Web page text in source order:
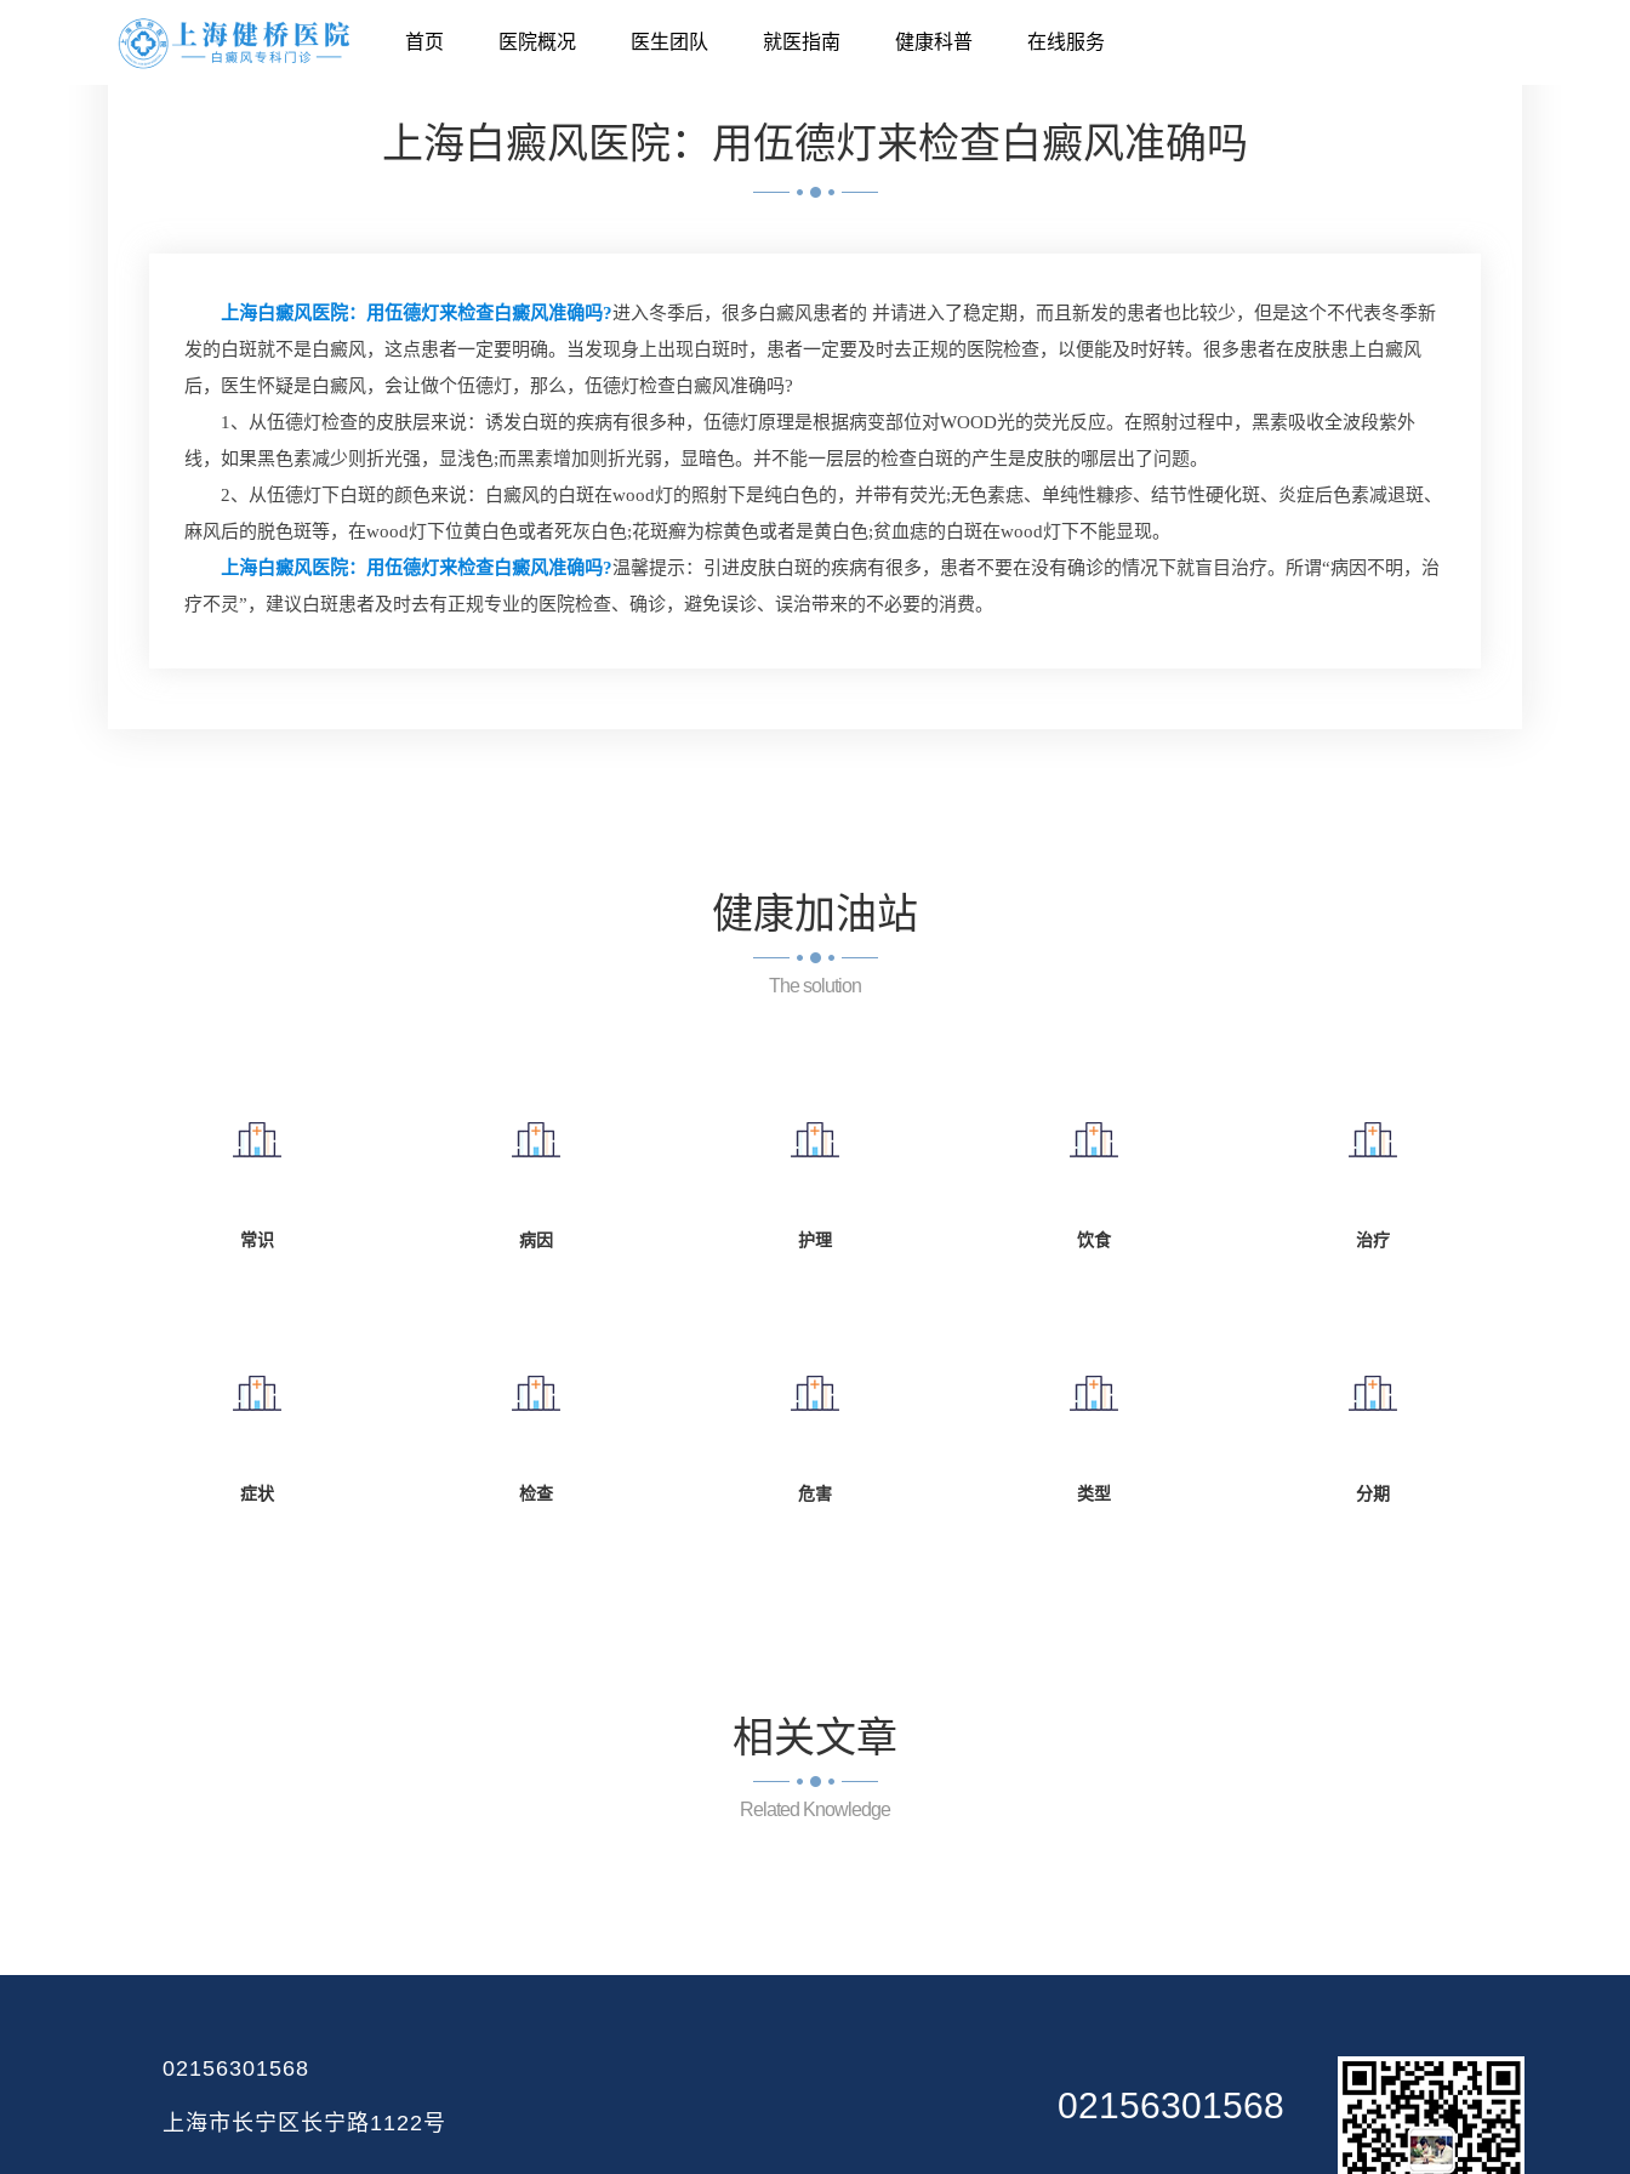
首页 医院概况 医生团队 就医指南 健康科普 在线服务
上海白癜风医院：用伍德灯来检查白癜风准确吗
上海白癜风医院：用伍德灯来检查白癜风准确吗?进入冬季后，很多白癜风患者的 并请进入了稳定期，而且新发的患者也比较少，但是这个不代表冬季新
发的白斑就不是白癜风，这点患者一定要明确。当发现身上出现白斑时，患者一定要及时去正规的医院检查，以便能及时好转。很多患者在皮肤患上白癜风
后，医生怀疑是白癜风，会让做个伍德灯，那么，伍德灯检查白癜风准确吗?
1、从伍德灯检查的皮肤层来说：诱发白斑的疾病有很多种，伍德灯原理是根据病变部位对WOOD光的荧光反应。在照射过程中，黑素吸收全波段紫外
线，如果黑色素减少则折光强，显浅色;而黑素增加则折光弱，显暗色。并不能一层层的检查白斑的产生是皮肤的哪层出了问题。
2、从伍德灯下白斑的颜色来说：白癜风的白斑在wood灯的照射下是纯白色的，并带有荧光;无色素痣、单纯性糠疹、结节性硬化斑、炎症后色素减退斑、
麻风后的脱色斑等，在wood灯下位黄白色或者死灰白色;花斑癣为棕黄色或者是黄白色;贫血痣的白斑在wood灯下不能显现。
上海白癜风医院：用伍德灯来检查白癜风准确吗?温馨提示：引进皮肤白斑的疾病有很多，患者不要在没有确诊的情况下就盲目治疗。所谓“病因不明，治
疗不灵”，建议白斑患者及时去有正规专业的医院检查、确诊，避免误诊、误治带来的不必要的消费。
健康加油站
The solution
常识 病因 护理 饮食 治疗
症状 检查 危害 类型 分期
相关文章
Related Knowledge
02156301568
上海市长宁区长宁路1122号 02156301568